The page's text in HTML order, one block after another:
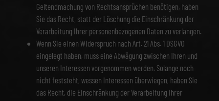
Geltendmachung von Rechtsansprüchen benötigen, haben
Sie das Recht, statt der Löschung die Einschränkung der
Verarbeitung Ihrer personenbezogenen Daten zu verlangen.
Wenn Sie einen Widerspruch nach Art. 21 Abs. 1 DSGVO
eingelegt haben, muss eine Abwägung zwischen Ihren und
unseren Interessen vorgenommen werden. Solange noch
nicht feststeht, wessen Interessen überwiegen, haben Sie
das Recht, die Einschränkung der Verarbeitung Ihrer